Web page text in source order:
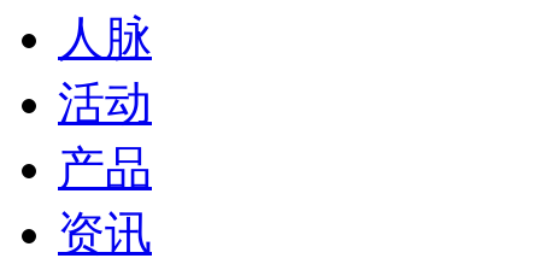
人脉
活动
产品
资讯